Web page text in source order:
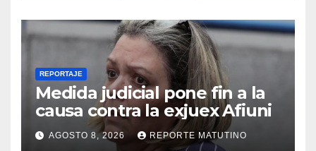
REPORTAJE
Medida judicial pone fin a la
causa contra la exjuex Afiuni
AGOSTO 8, 2026 REPORTE MATUTINO